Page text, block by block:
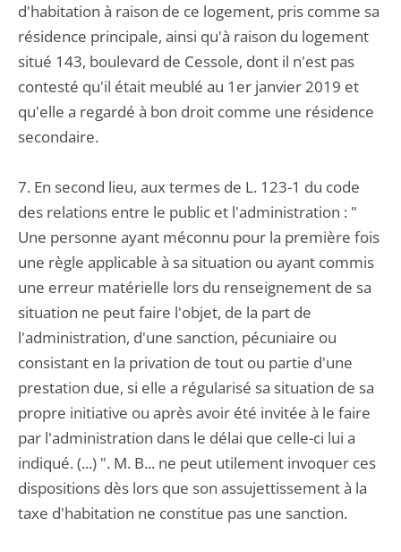
d'habitation à raison de ce logement, pris comme sa
résidence principale, ainsi qu'à raison du logement
situé 143, boulevard de Cessole, dont il n'est pas
contesté qu'il était meublé au 1er janvier 2019 et
qu'elle a regardé à bon droit comme une résidence
secondaire.
7. En second lieu, aux termes de L. 123-1 du code
des relations entre le public et l'administration : "
Une personne ayant méconnu pour la première fois
une règle applicable à sa situation ou ayant commis
une erreur matérielle lors du renseignement de sa
situation ne peut faire l'objet, de la part de
l'administration, d'une sanction, pécuniaire ou
consistant en la privation de tout ou partie d'une
prestation due, si elle a régularisé sa situation de sa
propre initiative ou après avoir été invitée à le faire
par l'administration dans le délai que celle-ci lui a
indiqué. (...) ". M. B... ne peut utilement invoquer ces
dispositions dès lors que son assujettissement à la
taxe d'habitation ne constitue pas une sanction.